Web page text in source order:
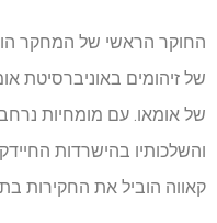
החוקר הראשי של המחקר הוא
של זיהומים באוניברסיטת
של אומאו. עם מומחיות
והשלכותיו בהישרדות
קאווה הוביל את החקירות